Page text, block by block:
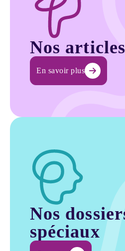
Nos articles
En savoir plus
Nos
spéciaux
Consulter